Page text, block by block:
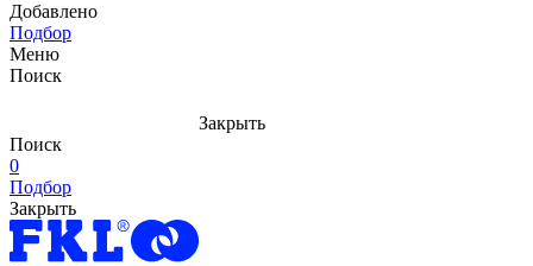
Добавлено
Подбор
Меню
Поиск
Закрыть
Поиск
0
Подбор
Закрыть